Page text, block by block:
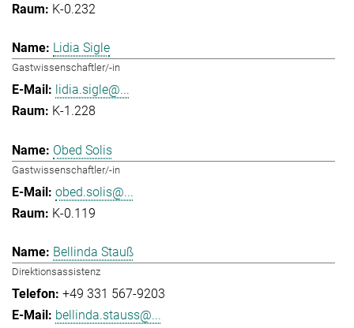
K-0.232
Lidia Sigle
Gastwissenschaftler/-in
lidia.sigle@...
K-1.228
Obed Solis
Gastwissenschaftler/-in
obed.solis@...
K-0.119
Bellinda Stauß
Direktionsassistenz
+49 331 567-9203
bellinda.stauss@...